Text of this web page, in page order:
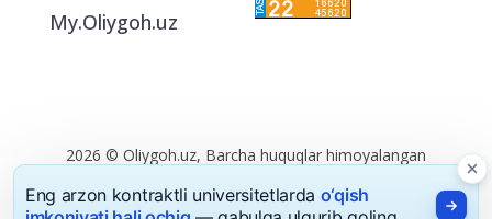
Imtihonlar
Analitika
Eng arzon kontraktli universitetlarda o‘qish